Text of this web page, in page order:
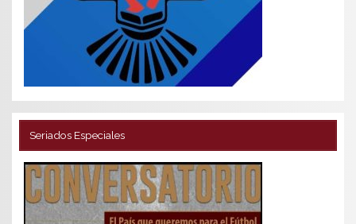
Seriados Especiales